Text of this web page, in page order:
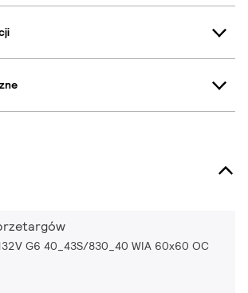
G6 40_43S/830_40 WIA 60x60 OC